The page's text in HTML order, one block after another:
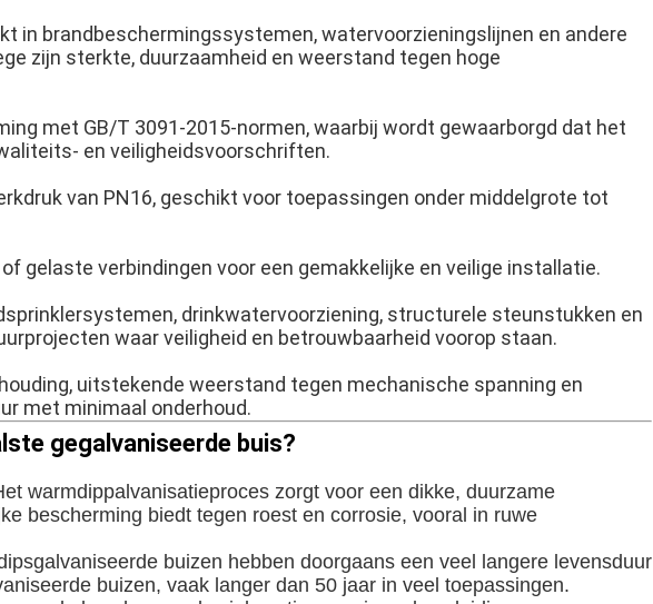
in brandbeschermingssystemen, watervoorzieningslijnen en andere
zijn sterkte, duurzaamheid en weerstand tegen hoge
met GB/T 3091-2015-normen, waarbij wordt gewaarborgd dat het
en veiligheidsvoorschriften.
van PN16, geschikt voor toepassingen onder middelgrote tot
gelaste verbindingen voor een gemakkelijke en veilige installatie.
drinkwatervoorziening, structurele steunstukken en
waar veiligheid en betrouwbaarheid voorop staan.
uitstekende weerstand tegen mechanische spanning en
met minimaal onderhoud.
gegalvaniseerde buis?
warmdippalvanisatieproces zorgt voor een dikke, duurzame
bescherming biedt tegen roest en corrosie, vooral in ruwe
buizen hebben doorgaans een veel langere levensduur
buizen, vaak langer dan 50 jaar in veel toepassingen.